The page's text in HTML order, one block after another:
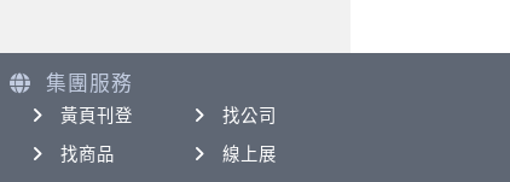
集團服務
黃頁刊登
找公司
找商品
線上展